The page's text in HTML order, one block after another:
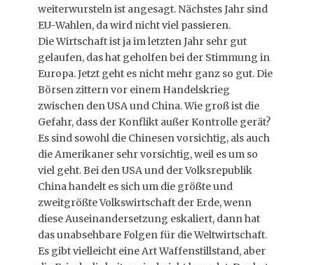
weiterwursteln ist angesagt. Nächstes Jahr sind
EU-Wahlen, da wird nicht viel passieren.
Die Wirtschaft ist ja im letzten Jahr sehr gut
gelaufen, das hat geholfen bei der Stimmung in
Europa. Jetzt geht es nicht mehr ganz so gut. Die
Börsen zittern vor einem Handelskrieg
zwischen den USA und China. Wie groß ist die
Gefahr, dass der Konflikt außer Kontrolle gerät?
Es sind sowohl die Chinesen vorsichtig, als auch
die Amerikaner sehr vorsichtig, weil es um so
viel geht. Bei den USA und der Volksrepublik
China handelt es sich um die größte und
zweitgrößte Volkswirtschaft der Erde, wenn
diese Auseinandersetzung eskaliert, dann hat
das unabsehbare Folgen für die Weltwirtschaft.
Es gibt vielleicht eine Art Waffenstillstand, aber